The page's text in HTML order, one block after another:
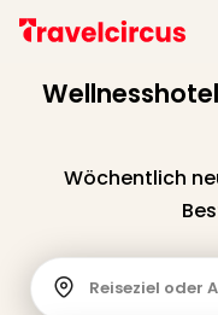
Wöchentlich
Reiseziel oder